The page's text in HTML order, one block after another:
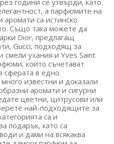
години се утвърди, като
а парфюмите на
аромати са истинско
Също така можете да
Dior, предлагащ
Gucci, подходящ за
ухания и Yves Saint
които съчетават
сферата в едно.
известни и доказали
аромати и сигурни
цветни, цитрусови или
най-подходящите за
са и
подарък, като са
и дами на всякаква